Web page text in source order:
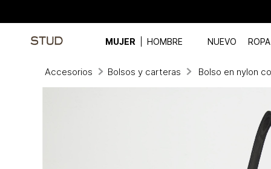
MUJER HOMBRE NUEVO ROPA
Accesorios Bolsos y carteras Bolso en nylon